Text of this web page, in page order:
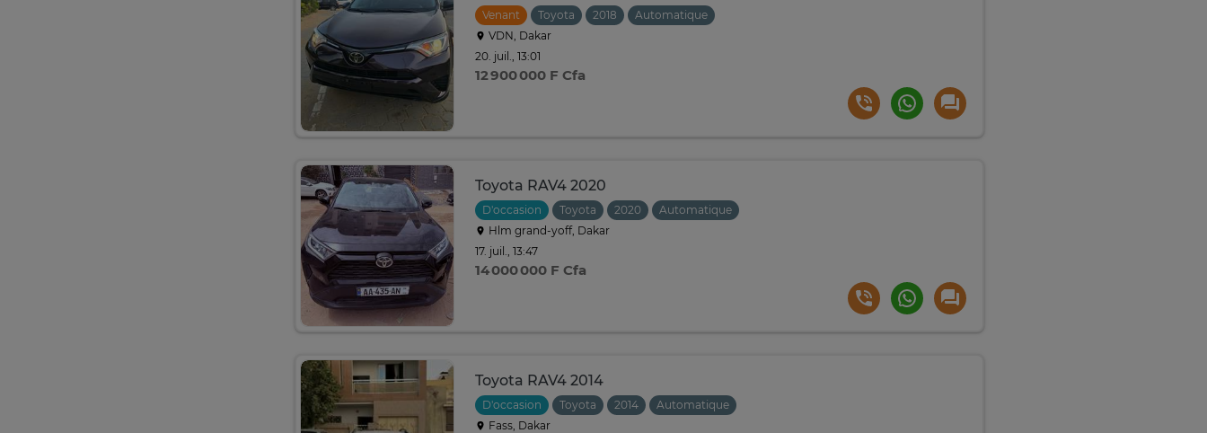
Venant Toyota 2018
Automatique
VDN, Dakar
20. juil., 13:01
12 900 000 F Cfa
Toyota RAV4 2020
D'occasion Toyota 2020
Automatique
Hlm grand-yoff, Dakar
17. juil., 13:47
14 000 000 F Cfa
Toyota RAV4 2014
D'occasion Toyota 2014
Automatique
Fass, Dakar